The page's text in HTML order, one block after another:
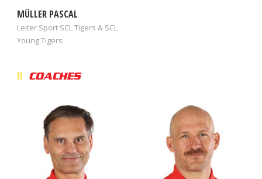
MÜLLER PASCAL
Leiter Sport SCL Tigers & SCL
Young Tigers
COACHES